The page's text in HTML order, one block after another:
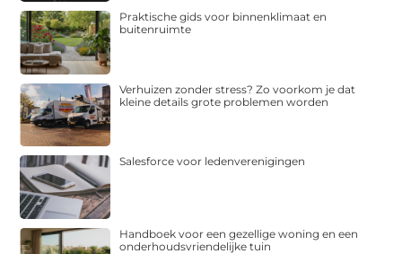
Praktische gids voor binnenklimaat en
buitenruimte
Verhuizen zonder stress? Zo voorkom je dat
kleine details grote problemen worden
Salesforce voor ledenverenigingen
Handboek voor een gezellige woning en een
onderhoudsvriendelijke tuin